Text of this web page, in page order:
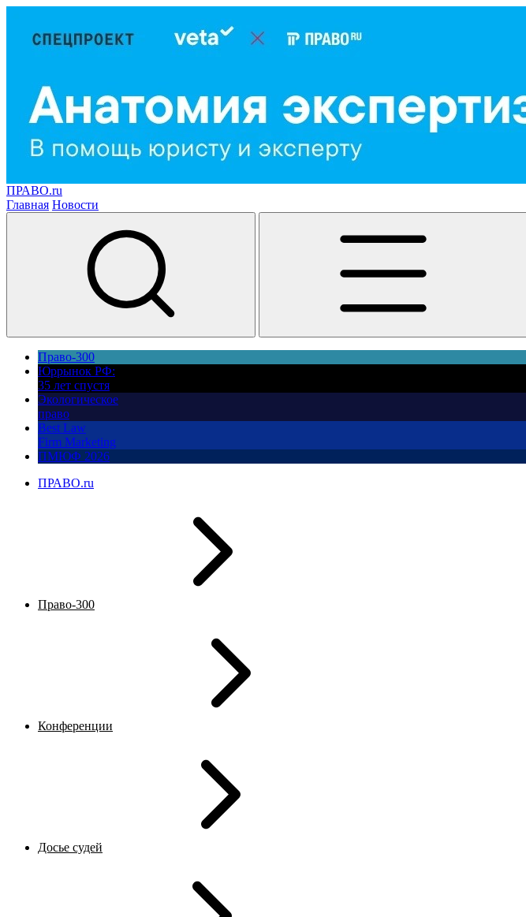
ПРАВО.ru
Главная Новости
Право-300
Юррынок РФ:
35 лет спустя
Экологическое
право
Best Law
Firm Marketing
ПМЮФ 2026
ПРАВО.ru
Право-300
Конференции
Досье судей